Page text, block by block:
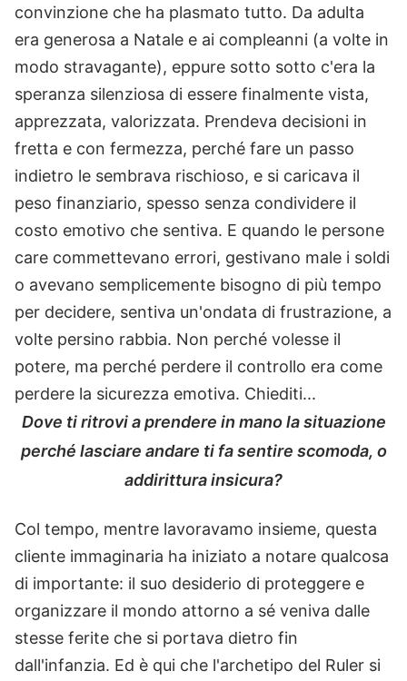
convinzione che ha plasmato tutto. Da adulta
era generosa a Natale e ai compleanni (a volte in
modo stravagante), eppure sotto sotto c'era la
speranza silenziosa di essere finalmente vista,
apprezzata, valorizzata. Prendeva decisioni in
fretta e con fermezza, perché fare un passo
indietro le sembrava rischioso, e si caricava il
peso finanziario, spesso senza condividere il
costo emotivo che sentiva. E quando le persone
care commettevano errori, gestivano male i soldi
o avevano semplicemente bisogno di più tempo
per decidere, sentiva un'ondata di frustrazione, a
volte persino rabbia. Non perché volesse il
potere, ma perché perdere il controllo era come
perdere la sicurezza emotiva. Chiediti...
Dove ti ritrovi a prendere in mano la situazione
perché lasciare andare ti fa sentire scomoda, o
addirittura insicura?
Col tempo, mentre lavoravamo insieme, questa
cliente immaginaria ha iniziato a notare qualcosa
di importante: il suo desiderio di proteggere e
organizzare il mondo attorno a sé veniva dalle
stesse ferite che si portava dietro fin
dall'infanzia. Ed è qui che l'archetipo del Ruler si